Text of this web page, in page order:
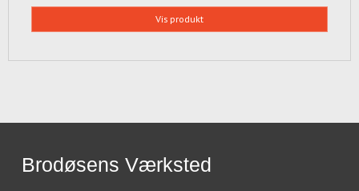
Vis produkt
Brodøsens Værksted